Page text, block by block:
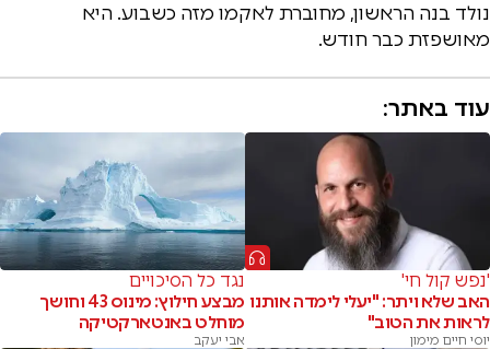
נולד בנה הראשון, מחוברת לאקמו מזה כשבוע. היא
מאושפזת כבר חודש.
עוד באתר:
'נפש קול חי'
האב שלא ויתר: "יעלי לימדה אותנו
לראות את הטוב"
יוסי חיים מימון
נגד כל הסיכויים
מבצע חילוץ: מינוס 43 וחושך
מוחלט באנטארקטיקה
אבי יעקב